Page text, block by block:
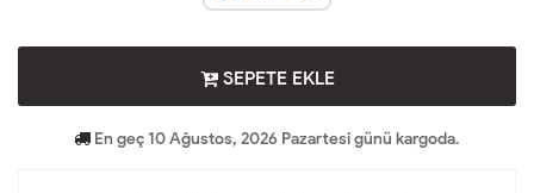
SEPETE EKLE
En geç 10 Ağustos, 2026 Pazartesi günü kargoda.